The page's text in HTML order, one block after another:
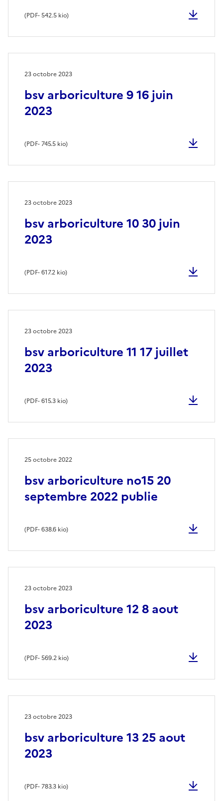
(PDF- 542.5 kio)
bsv arboriculture 9 16 juin
2023
23 octobre 2023
(PDF- 745.5 kio)
bsv arboriculture 10 30 juin
2023
23 octobre 2023
(PDF- 617.2 kio)
bsv arboriculture 11 17 juillet
2023
23 octobre 2023
(PDF- 615.3 kio)
bsv arboriculture no15 20
septembre 2022 publie
25 octobre 2022
(PDF- 638.6 kio)
bsv arboriculture 12 8 aout
2023
23 octobre 2023
(PDF- 569.2 kio)
bsv arboriculture 13 25 aout
2023
23 octobre 2023
(PDF- 783.3 kio)